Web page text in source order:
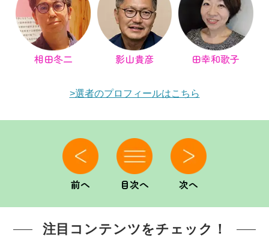
相田冬二 影山貴彦 田幸和歌子
>選者のプロフィールはこちら
前へ 目次へ 次へ
注目コンテンツをチェック！